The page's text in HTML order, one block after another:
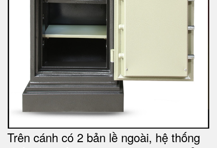
Trên cánh có 2 bản lề ngoài, hệ thống